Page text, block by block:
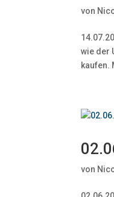
von
wie der
kaufen.
von